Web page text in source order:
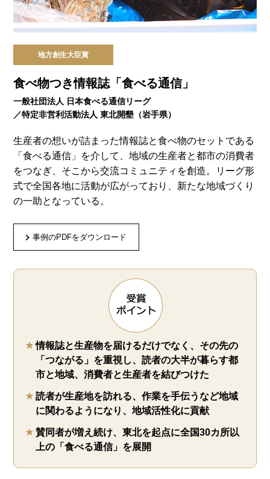
地方創生大臣賞
食べ物つき情報誌「食べる通信」
一般社団法人 日本食べる通信リーグ
／特定非営利活動法人 東北開墾（岩手県）
生産者の想いが詰まった情報誌と食べ物のセットである
「食べる通信」を介して、地域の生産者と都市の消費者
をつなぎ、そこから交流コミュニティを創造。リーグ形
式で全国各地に活動が広がっており、新たな地域づくり
の一助となっている。
事例のPDFをダウンロード
情報誌と生産物を届けるだけでなく、その先の
「つながる」を重視し、読者の大半が暮らす都
市と地域、消費者と生産者を結びつけた
読者が生産地を訪れる、作業を手伝うなど地域
に関わるようになり、地域活性化に貢献
賛同者が増え続け、東北を起点に全国30カ所以
上の「食べる通信」を展開